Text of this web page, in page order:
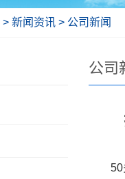
> 新闻资讯 > 公司新闻
公司
50